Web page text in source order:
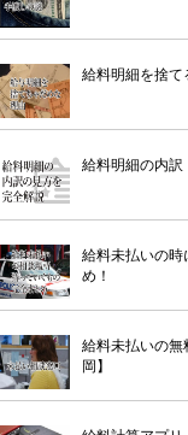
給料明細を捨て
給料明細の内訳
給料未払いの時
め！
給料未払いの無
岡】